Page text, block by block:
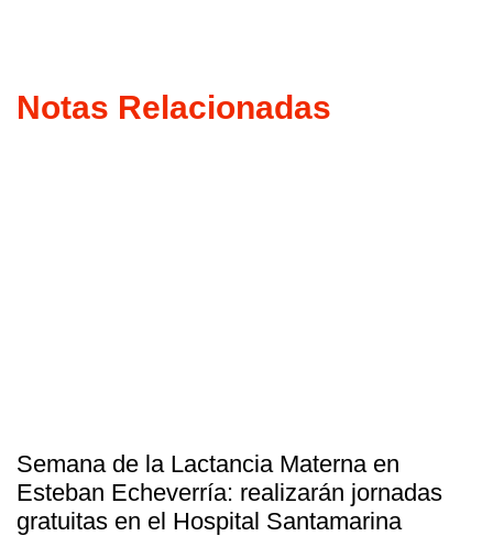
Notas Relacionadas
Semana de la Lactancia Materna en
Esteban Echeverría: realizarán jornadas
gratuitas en el Hospital Santamarina